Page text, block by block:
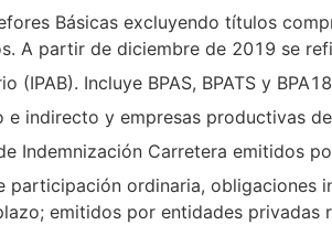
Básicas excluyendo títulos
A partir de diciembre de 2019 se
Incluye BPAS, BPATS y
indirecto y empresas productivas
Indemnización Carretera emitidos
ordinaria, obligaciones
emitidos por entidades privadas